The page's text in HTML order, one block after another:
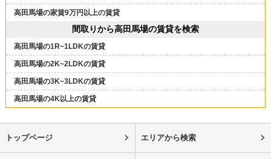
高田馬場の家賃9万円以上の賃貸
間取りから高田馬場の賃貸を検索
高田馬場の1R~1LDKの賃貸
高田馬場の2K~2LDKの賃貸
高田馬場の3K~3LDKの賃貸
高田馬場の4K以上の賃貸
トップページ エリアから検索